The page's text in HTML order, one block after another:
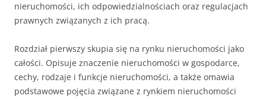
nieruchomości, ich odpowiedzialnościach oraz regulacjach
prawnych związanych z ich pracą.
Rozdział pierwszy skupia się na rynku nieruchomości jako
całości. Opisuje znaczenie nieruchomości w gospodarce,
cechy, rodzaje i funkcje nieruchomości, a także omawia
podstawowe pojęcia związane z rynkiem nieruchomości